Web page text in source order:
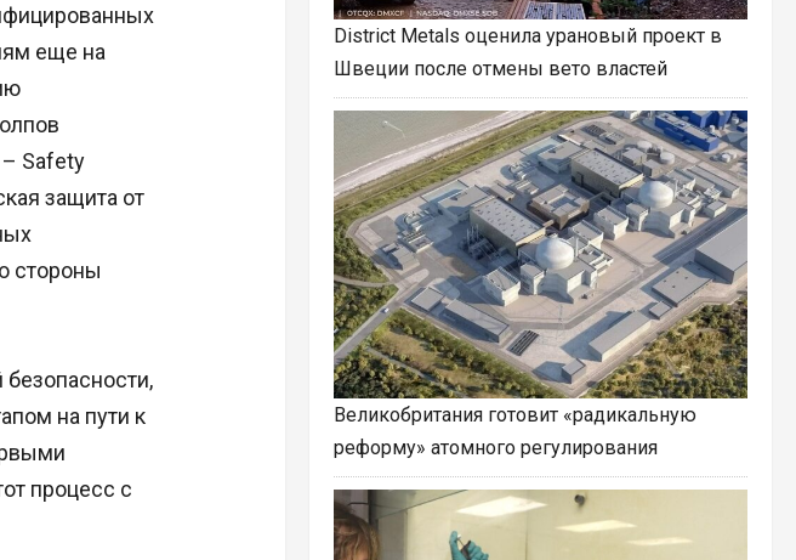
еще на
– Safety
защита от
стороны
на пути к
процесс с
District Metals оценила урановый проект в
Швеции после отмены вето властей
Великобритания готовит «радикальную
реформу» атомного регулирования